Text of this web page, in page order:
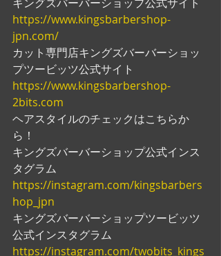
https://www.kingsbarbershop-
jpn.com/
カット専門店キングズバーバーショッ
プツービッツ公式サイト
https://www.kingsbarbershop-
2bits.com
ヘアスタイルのチェックはこちらか
ら！
キングズバーバーショップ公式インス
タグラム
https://instagram.com/kingsbarbers
hop_jpn
キングズバーバーショップツービッツ
公式インスタグラム
https://instagram.com/twobits_kings